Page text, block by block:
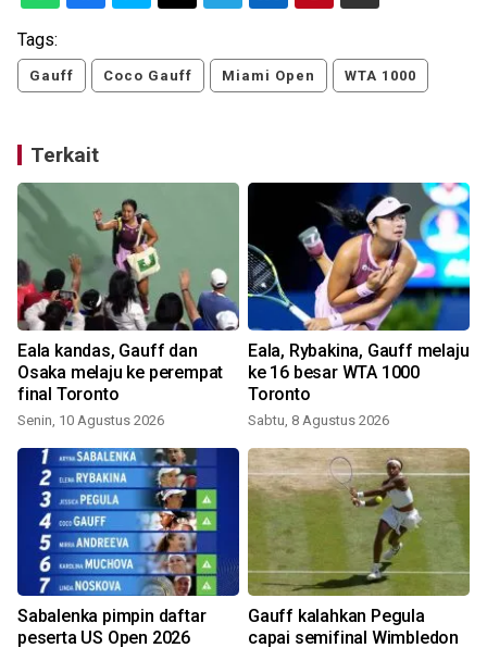
Tags:
Gauff Coco Gauff Miami Open WTA 1000
Terkait
Eala kandas, Gauff dan
Osaka melaju ke perempat
final Toronto
Senin, 10 Agustus 2026
Eala, Rybakina, Gauff melaju
ke 16 besar WTA 1000
Toronto
Sabtu, 8 Agustus 2026
Sabalenka pimpin daftar
peserta US Open 2026
Gauff kalahkan Pegula
capai semifinal Wimbledon